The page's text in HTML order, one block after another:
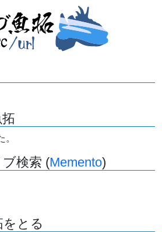
検索 (Memento)
とる